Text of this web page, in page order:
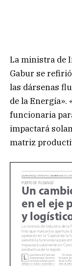
La ministra de
Gabur se
las dársenas
de la Energía».
funcionaria
impactará
matriz